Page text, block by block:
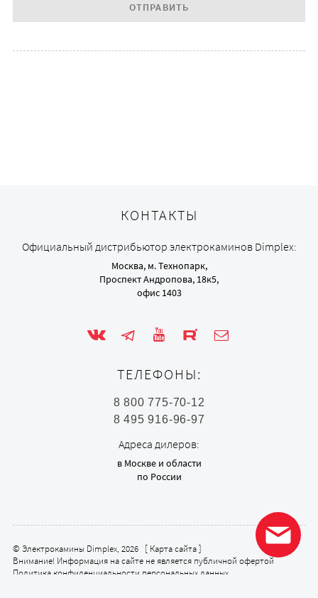
ОТПРАВИТЬ
КОНТАКТЫ
Официальный дистрибьютор электрокаминов Dimplex:
Москва, м. Технопарк,
Проспект Андропова, 18к5,
офис 1403
ТЕЛЕФОНЫ:
8 800 775-70-12
8 495 916-96-97
Адреса дилеров:
в Москве и области
по России
© Электрокамины Dimplex, 2026 [ Карта сайта]
Внимание! Информация на сайте не является публичной офертой
Политика конфиденциальности персональных данных